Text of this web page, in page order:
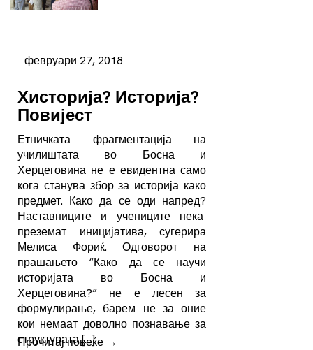
февруари 27, 2018
Хисторија? Историја?
Повијест
Етничката фрагментација на
училиштата во Босна и
Херцеговина не е евидентна само
кога станува збор за историја како
предмет. Како да се оди напред?
Наставниците и учениците нека
преземат иницијатива, сугерира
Мелиса Фориќ. Одговорот на
прашањето “Како да се научи
историјата во Босна и
Херцеговина?” не е лесен за
формулирање, барем не за оние
кои немаат доволно познавање за
структурата […]
Прочитај повеќе →